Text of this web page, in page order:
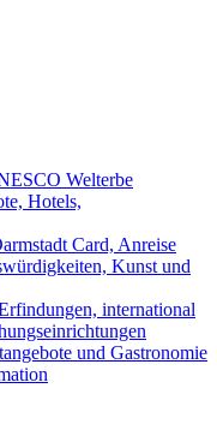
Welterbe
Hotels,
Card, Anreise
Kunst und
international
und Gastronomie